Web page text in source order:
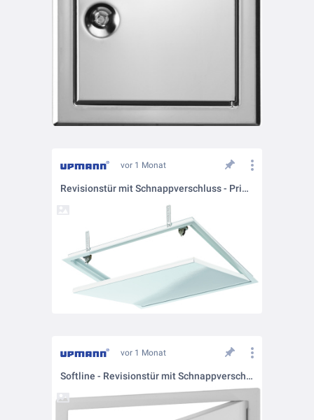
vor 1 Monat
Revisionstür mit Schnappverschluss - Primus Snap
vor 1 Monat
Softline - Revisionstür mit Schnappverschluss